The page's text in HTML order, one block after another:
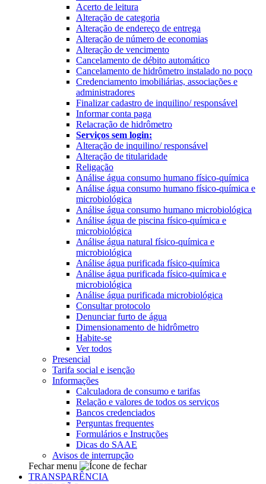
Acerto de leitura
Alteração de categoria
Alteração de endereço de entrega
Alteração de número de economias
Alteração de vencimento
Cancelamento de débito automático
Cancelamento de hidrômetro instalado no poço
Credenciamento imobiliárias, associações e
administradores
Finalizar cadastro de inquilino/ responsável
Informar conta paga
Relacração de hidrômetro
Serviços sem login:
Alteração de inquilino/ responsável
Alteração de titularidade
Religação
Análise água consumo humano físico-química
Análise água consumo humano físico-química e
microbiológica
Análise água consumo humano microbiológica
Análise água de piscina físico-química e
microbiológica
Análise água natural físico-química e
microbiológica
Análise água purificada físico-química
Análise água purificada físico-química e
microbiológica
Análise água purificada microbiológica
Consultar protocolo
Denunciar furto de água
Dimensionamento de hidrômetro
Habite-se
Ver todos
Presencial
Tarifa social e isenção
Informações
Calculadora de consumo e tarifas
Relação e valores de todos os serviços
Bancos credenciados
Perguntas frequentes
Formulários e Instruções
Dicas do SAAE
Avisos de interrupção
Fechar menu
TRANSPARÊNCIA